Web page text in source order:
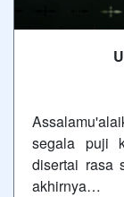
segala puji
disertai rasa
akhirnya…